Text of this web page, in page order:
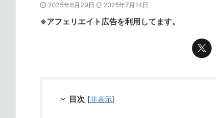
2025年6月29日 2025年7月14日
※アフェリエイト広告を利用してます。
目次 [非表示]